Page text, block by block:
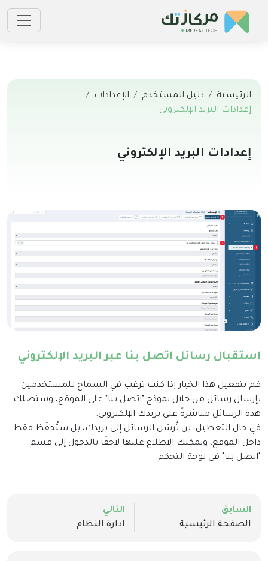
الرئيسية دليل المستخدم
الإعدادات
إعدادات البريد الإلكتروني
إعدادات البريد الإلكتروني
استقبال رسائل اتصل بنا عبر البريد الإلكتروني
قم بتفعيل هذا الخيار إذا كنت ترغب في السماح للمستخدمين
بإرسال رسائل من خلال نموذج "اتصل بنا" على الموقع، وستصلك
هذه الرسائل مباشرةً على بريدك الإلكتروني.
في حال التعطيل، لن تُرسَل الرسائل إلى بريدك، بل ستُحفَظ فقط
داخل الموقع، ويمكنك الاطلاع عليها لاحقًا بالدخول إلى قسم
"اتصل بنا" في لوحة التحكم.
السابق
الصفحة الرئيسية
التالي
ادارة النظام